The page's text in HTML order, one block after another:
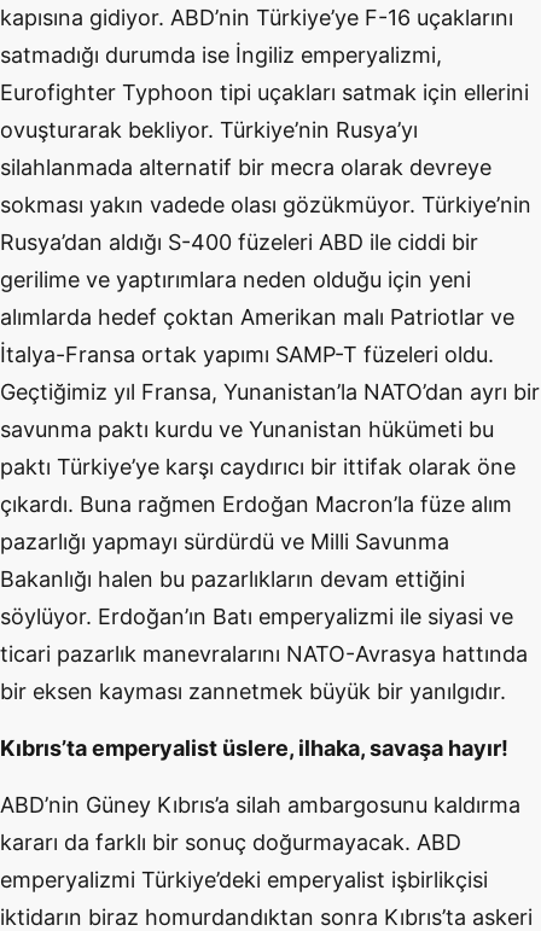
kapısına gidiyor. ABD’nin Türkiye’ye F-16 uçaklarını
satmadığı durumda ise İngiliz emperyalizmi,
Eurofighter Typhoon tipi uçakları satmak için ellerini
ovuşturarak bekliyor. Türkiye’nin Rusya’yı
silahlanmada alternatif bir mecra olarak devreye
sokması yakın vadede olası gözükmüyor. Türkiye’nin
Rusya’dan aldığı S-400 füzeleri ABD ile ciddi bir
gerilime ve yaptırımlara neden olduğu için yeni
alımlarda hedef çoktan Amerikan malı Patriotlar ve
İtalya-Fransa ortak yapımı SAMP-T füzeleri oldu.
Geçtiğimiz yıl Fransa, Yunanistan’la NATO’dan ayrı bir
savunma paktı kurdu ve Yunanistan hükümeti bu
paktı Türkiye’ye karşı caydırıcı bir ittifak olarak öne
çıkardı. Buna rağmen Erdoğan Macron’la füze alım
pazarlığı yapmayı sürdürdü ve Milli Savunma
Bakanlığı halen bu pazarlıkların devam ettiğini
söylüyor. Erdoğan’ın Batı emperyalizmi ile siyasi ve
ticari pazarlık manevralarını NATO-Avrasya hattında
bir eksen kayması zannetmek büyük bir yanılgıdır.
Kıbrıs’ta emperyalist üslere, ilhaka, savaşa hayır!
ABD’nin Güney Kıbrıs’a silah ambargosunu kaldırma
kararı da farklı bir sonuç doğurmayacak. ABD
emperyalizmi Türkiye’deki emperyalist işbirlikçisi
iktidarın biraz homurdandıktan sonra Kıbrıs’ta askeri